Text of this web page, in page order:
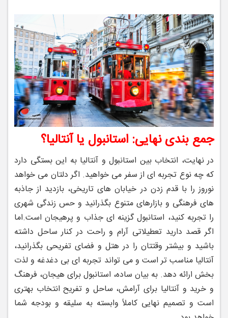
جمع‌ بندی نهایی: استانبول یا آنتالیا؟
در نهایت، انتخاب بین استانبول و آنتالیا به این بستگی دارد
که چه نوع تجربه ‌ای از سفر می ‌خواهید. اگر دلتان می‌ خواهد
نوروز را با قدم زدن در خیابان‌ های تاریخی، بازدید از جاذبه‌
های فرهنگی و بازارهای متنوع بگذرانید و حس زندگی شهری
را تجربه کنید، استانبول گزینه ‌ای جذاب و پرهیجان است.اما
اگر قصد دارید تعطیلاتی آرام و راحت در کنار ساحل داشته
باشید و بیشتر وقتتان را در هتل و فضای تفریحی بگذرانید،
آنتالیا مناسب‌ تر است و می ‌تواند تجربه ‌ای بی ‌دغدغه و لذت‌
بخش ارائه دهد. به بیان ساده، استانبول برای هیجان، فرهنگ
و خرید و آنتالیا برای آرامش، ساحل و تفریح انتخاب بهتری
است و تصمیم نهایی کاملاً وابسته به سلیقه و بودجه شما